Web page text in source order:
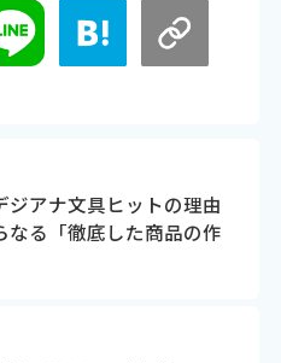
アナ文具ヒットの理由
なる「徹底した商品の作